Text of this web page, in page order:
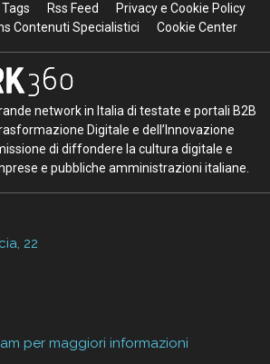
Tags Rss Feed
Privacy e Cookie Policy
Contenuti Specialistici
Cookie Center
network in Italia di testate e portali B2B
Digitale e dell’Innovazione
di diffondere la cultura digitale e
e pubbliche amministrazioni italiane.
22
per maggiori informazioni